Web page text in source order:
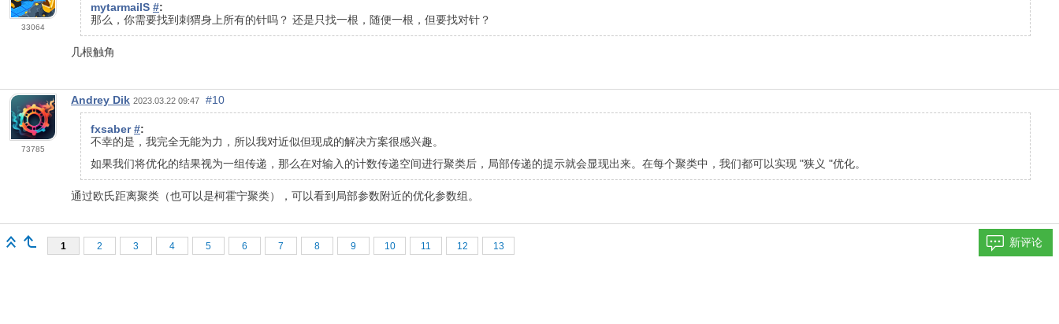
33064
mytarmailS #:
那么，你需要找到刺猬身上所有的针吗？ 还是只找一根，随便一根，但要找对针？
几根触角
73785
Andrey Dik 2023.03.22 09:47 #10
fxsaber#:
不幸的是，我完全无能为力，所以我对近似但现成的解决方案很感兴趣。
如果我们将优化的结果视为一组传递，那么在对输入的计数传递空间进行聚类后，局部传递的提示就会显现出来。在每个聚类中，我们都可以实现 "狭义 "优化。
通过欧氏距离聚类（也可以是柯霍宁聚类），可以看到局部参数附近的优化参数组。
1 2 3 4 5 6 7 8 9 10 11 12 13 新评论